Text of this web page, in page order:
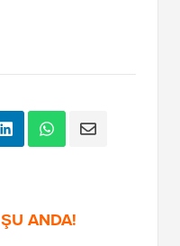
ŞU ANDA!